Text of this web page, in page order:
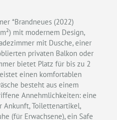
*Brandneues (2022)
mit modernem Design,
mit Dusche, einer
privaten Balkon oder
bietet Platz für bis zu 2
einen komfortablen
besteht aus einem
Annehmlichkeiten: eine
Ankunft, Toilettenartikel,
(für Erwachsene), ein Safe